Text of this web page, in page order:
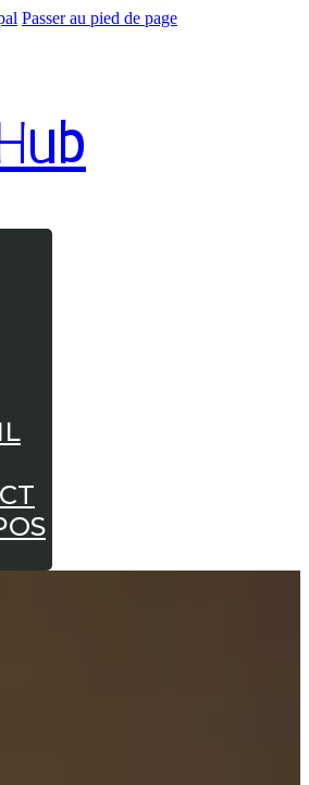
Passer au pied de page